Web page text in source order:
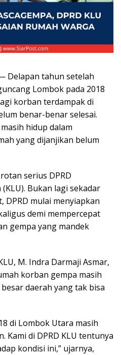
Delapan tahun setelah
Lombok pada 2018
korban terdampak di
benar-benar selesai.
hidup dalam
yang dijanjikan belum
serius DPRD
Bukan lagi sekadar
mulai menyiapkan
demi mempercepat
gempa yang mandek
M. Indra Darmaji Asmar,
korban gempa masih
daerah yang tak bisa
di Lombok Utara masih
Kami di DPRD KLU tentunya
kondisi ini,” ujarnya,